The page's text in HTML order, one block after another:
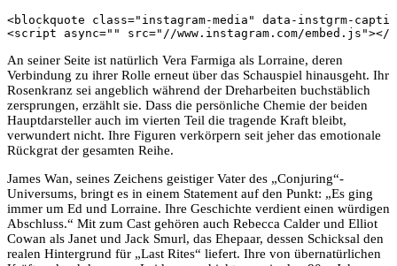
<blockquote class="instagram-media" data-instgrm-
<script async="" src="//www.instagram.com/
An seiner Seite ist natürlich Vera Farmiga als Lorraine, deren
Verbindung zu ihrer Rolle erneut über das Schauspiel hinausgeht. Ihr
Rosenkranz sei angeblich während der Dreharbeiten buchstäblich
zersprungen, erzählt sie. Dass die persönliche Chemie der beiden
Hauptdarsteller auch im vierten Teil die tragende Kraft bleibt,
verwundert nicht. Ihre Figuren verkörpern seit jeher das emotionale
Rückgrat der gesamten Reihe.
James Wan, seines Zeichens geistiger Vater des „Conjuring“-
Universums, bringt es in einem Statement auf den Punkt: „Es ging
immer um Ed und Lorraine. Ihre Geschichte verdient einen würdigen
Abschluss.“ Mit zum Cast gehören auch Rebecca Calder und Elliot
Cowan als Janet und Jack Smurl, das Ehepaar, dessen Schicksal den
realen Hintergrund für „Last Rites“ liefert. Ihre von übernatürlichen